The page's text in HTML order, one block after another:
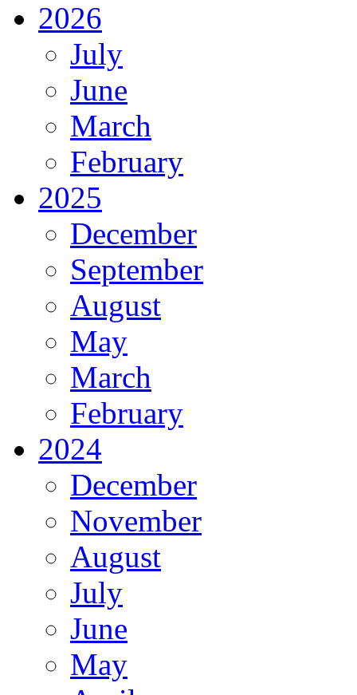
2026
July
June
March
February
2025
December
September
August
May
March
February
2024
December
November
August
July
June
May